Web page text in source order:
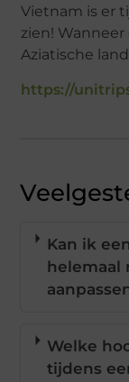
Vietnam is er
zien!
Aziatische
https://
Kan ik
helemaal
Welke
tijdens